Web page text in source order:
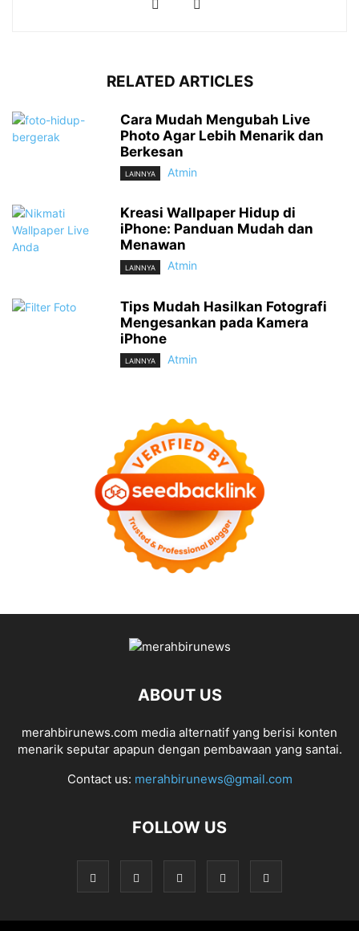
RELATED ARTICLES
Cara Mudah Mengubah Live
Photo Agar Lebih Menarik dan
Berkesan
LAINNYA Atmin
Kreasi Wallpaper Hidup di
iPhone: Panduan Mudah dan
Menawan
LAINNYA Atmin
Tips Mudah Hasilkan Fotografi
Mengesankan pada Kamera
iPhone
LAINNYA Atmin
ABOUT US
merahbirunews.com media alternatif yang berisi konten
menarik seputar apapun dengan pembawaan yang santai.
Contact us: merahbirunews@gmail.com
FOLLOW US